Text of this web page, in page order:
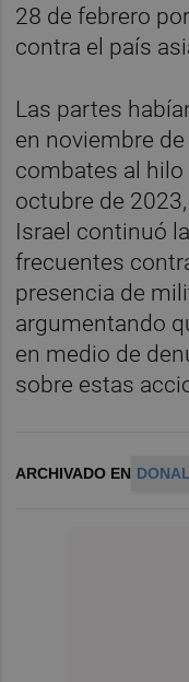
28 de febrero
contra el país
Las partes
en noviembre
combates al hilo
octubre de
Israel continuó
frecuentes
presencia de
argumentando
en medio de
sobre estas
ARCHIVADO EN